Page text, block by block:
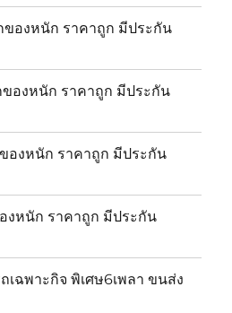
ของหนัก ราคาถูก มีประกัน
องหนัก ราคาถูก มีประกัน
องหนัก ราคาถูก มีประกัน
งหนัก ราคาถูก มีประกัน
เฉพาะกิจ พิเศษ6เพลา ขนส่ง